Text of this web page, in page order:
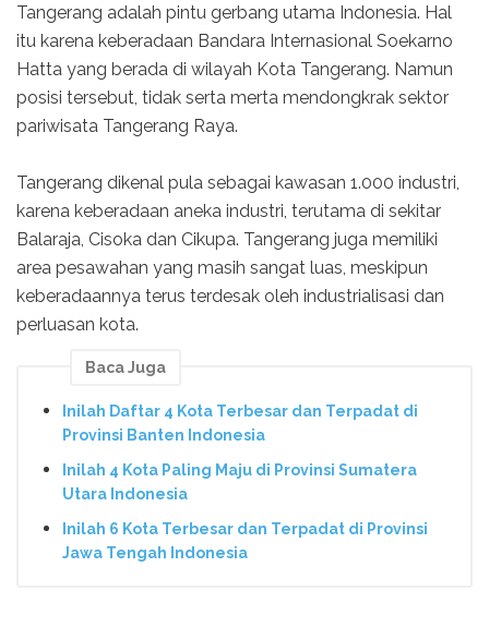
Tangerang adalah pintu gerbang utama Indonesia. Hal
itu karena keberadaan Bandara Internasional Soekarno
Hatta yang berada di wilayah Kota Tangerang. Namun
posisi tersebut, tidak serta merta mendongkrak sektor
pariwisata Tangerang Raya.
Tangerang dikenal pula sebagai kawasan 1.000 industri,
karena keberadaan aneka industri, terutama di sekitar
Balaraja, Cisoka dan Cikupa. Tangerang juga memiliki
area pesawahan yang masih sangat luas, meskipun
keberadaannya terus terdesak oleh industrialisasi dan
perluasan kota.
Baca Juga
Inilah Daftar 4 Kota Terbesar dan Terpadat di
Provinsi Banten Indonesia
Inilah 4 Kota Paling Maju di Provinsi Sumatera
Utara Indonesia
Inilah 6 Kota Terbesar dan Terpadat di Provinsi
Jawa Tengah Indonesia